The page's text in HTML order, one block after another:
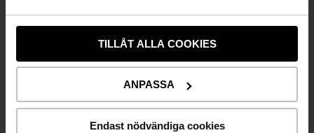
TILLÅT ALLA COOKIES
ANPASSA
Endast nödvändiga cookies
och skärpas. Arbetet färdigställs under hösten 2010.
nyckelområden ser vi bra tendenser.
Försäljningstempot på Vallarna överträffar
förväntningarna med ca 15%, höstens bokningsläge